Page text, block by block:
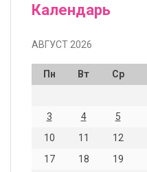
Календарь
АВГУСТ 2026
Пн Вт Ср
3
4 5
10
11 12
17
18 19